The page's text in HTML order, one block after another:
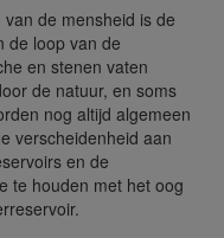
de mensheid is de
de loop van de
en stenen vaten
de natuur, en soms
nog altijd algemeen
verscheidenheid aan
en de
te houden met het oog